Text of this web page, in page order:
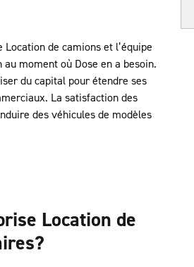
de camions et l’équipe
moment où Dose en a besoin.
du capital pour étendre ses
La satisfaction des
des véhicules de modèles
Location de